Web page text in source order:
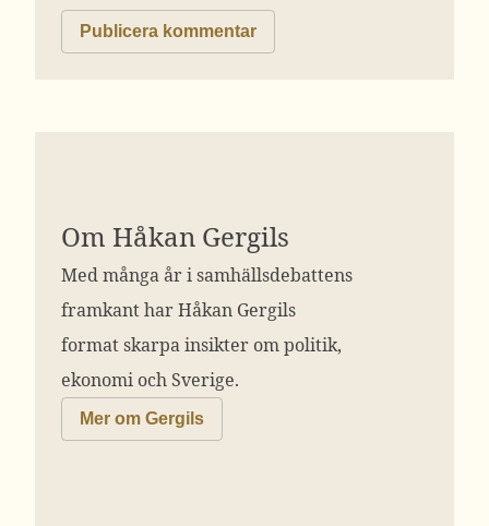
Om Håkan Gergils
Med många år i samhällsdebattens
framkant har Håkan Gergils
format skarpa insikter om politik,
ekonomi och Sverige.
Mer om Gergils